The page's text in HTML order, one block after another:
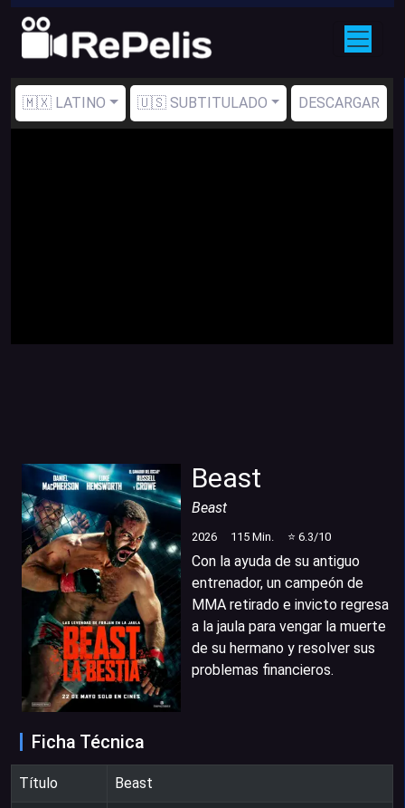
🇲🇽 LATINO 🇺🇸 SUBTITULADO DESCARGAR
Beast
Beast
2026 115 Min. ⭐ 6.3/10
Con la ayuda de su antiguo
entrenador, un campeón de
MMA retirado e invicto regresa
a la jaula para vengar la muerte
de su hermano y resolver sus
problemas financieros.
Ficha Técnica
Título Beast